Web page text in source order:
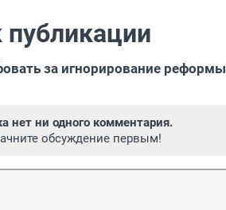
за игнорирование реформы
нет ни одного комментария.
обсуждение первым!